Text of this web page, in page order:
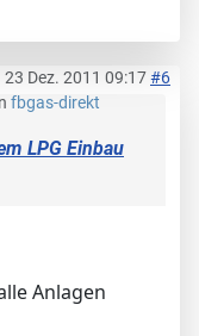
23 Dez. 2011 09:17#6
fbgas-direkt
LPG Einbau
Anlagen